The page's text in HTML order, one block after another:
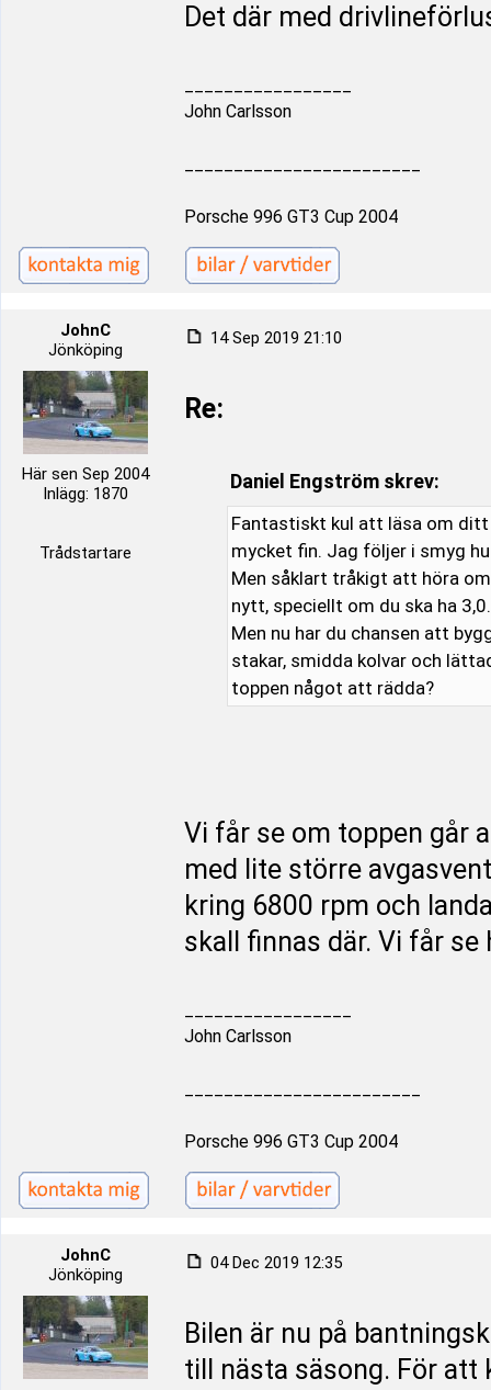
Det där med
John Carlsson
Porsche 996 GT3 Cup 2004
JohnC
Jönköping
Här sen Sep 2004
Inlägg: 1870
Trådstartare
14 Sep 2019 21:10
Re:
Daniel Engström skrev:
Fantastiskt kul att läsa om ditt
mycket fin. Jag följer i smyg
Men såklart tråkigt att höra
nytt, speciellt om du ska ha 3,0.
Men nu har du chansen att
stakar, smidda kolvar och
toppen något att rädda?
Vi får se om toppen går
med lite större
kring 6800 rpm och
skall finnas där. Vi får
John Carlsson
Porsche 996 GT3 Cup 2004
JohnC
Jönköping
04 Dec 2019 12:35
Bilen är nu på
till nästa säsong. För att